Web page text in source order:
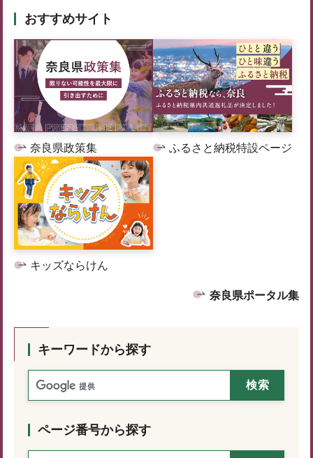
おすすめサイト
奈良県政策集 ふるさと納税特設ページ
キッズならけん
奈良県ポータル集
キーワードから探す
ページ番号から探す